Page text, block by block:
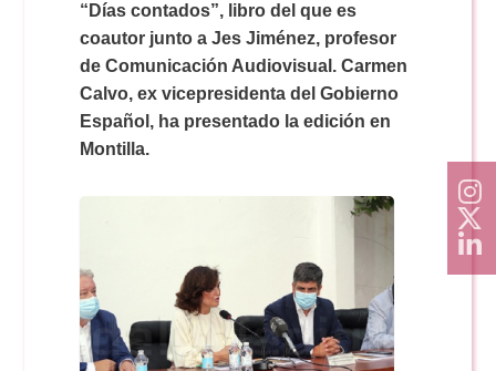
Doble Grado PER/CAV
Boletines
“Días contados”, libro del que es
coautor junto a Jes Jiménez, profesor
de Comunicación Audiovisual. Carmen
Calvo, ex vicepresidenta del Gobierno
Español, ha presentado la edición en
Montilla.